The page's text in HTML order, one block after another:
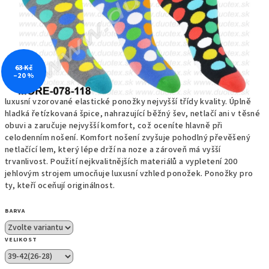
luxusní vzorované elastické ponožky nejvyšší třídy kvality. Úplně
hladká řetízkovaná špice, nahrazující běžný šev, netlačí ani v těsné
obuvi a zaručuje nejvyšší komfort, což oceníte hlavně při
celodenním nošení. Komfort nošení zvyšuje pohodlný převěšený
netlačící lem, který lépe drží na noze a zároveň má vyšší
trvanlivost. Použití nejkvalitnějších materiálů a vypletení 200
jehlovým strojem umocňuje luxusní vzhled ponožek. Ponožky pro
ty, kteří oceňují originálnost.
BARVA
VELIKOST
63 Kč
–20 %